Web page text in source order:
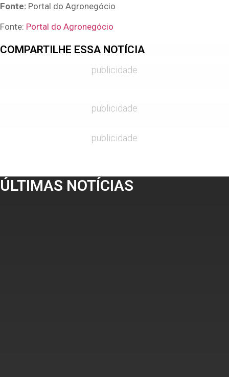
Fonte: Portal do Agronegócio
Fonte: Portal do Agronegócio
COMPARTILHE ESSA NOTÍCIA
publicidade
publicidade
publicidade
ÚLTIMAS NOTÍCIAS